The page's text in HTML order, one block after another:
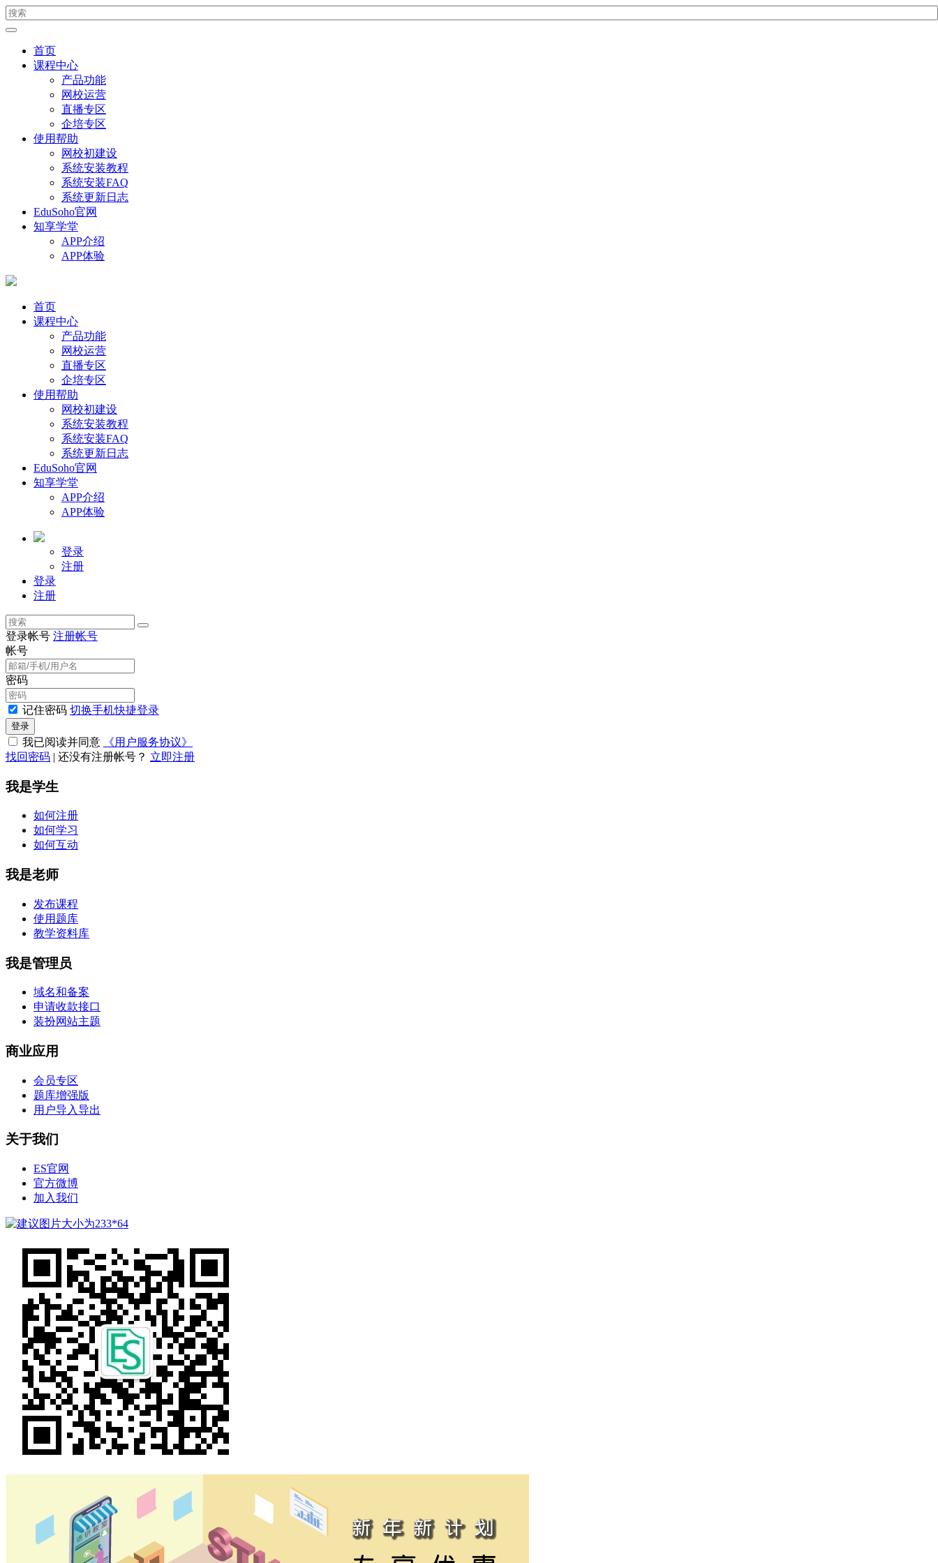
首页
课程中心
产品功能
网校运营
直播专区
企培专区
使用帮助
网校初建设
系统安装教程
系统安装FAQ
系统更新日志
EduSoho官网
知享学堂
APP介绍
APP体验
首页
课程中心
产品功能
网校运营
直播专区
企培专区
使用帮助
网校初建设
系统安装教程
系统安装FAQ
系统更新日志
EduSoho官网
知享学堂
APP介绍
APP体验
登录
注册
登录
注册
登录帐号 注册帐号
帐号
密码
记住密码 切换手机快捷登录
登录
我已阅读并同意
《用户服务协议》
找回密码 | 还没有注册帐号？ 立即注册
我是学生
如何注册
如何学习
如何互动
我是老师
发布课程
使用题库
教学资料库
我是管理员
域名和备案
申请收款接口
装扮网站主题
商业应用
会员专区
题库增强版
用户导入导出
关于我们
ES官网
官方微博
加入我们